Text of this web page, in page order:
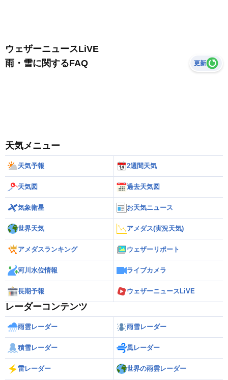
ウェザーニュースLiVE
雨・雪に関するFAQ
更新
天気メニュー
天気予報 2週間天気
天気図 過去天気図
気象衛星 お天気ニュース
世界天気 アメダス(実況天気)
アメダスランキング ウェザーリポート
河川水位情報 ライブカメラ
長期予報 ウェザーニュースLiVE
レーダーコンテンツ
雨雲レーダー 雨雪レーダー
積雪レーダー 風レーダー
雷レーダー 世界の雨雲レーダー